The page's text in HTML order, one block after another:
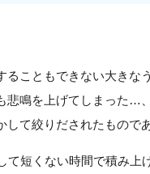
ることもできない大き
悲鳴を上げてしまった…
して絞りだされたもので
て短くない時間で積み